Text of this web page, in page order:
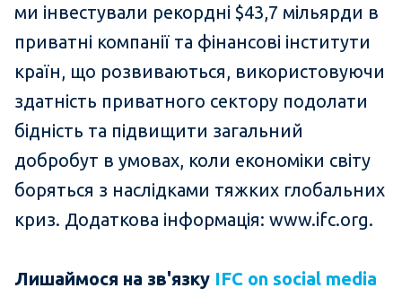
ми інвестували рекордні $43,7 мільярди в
приватні компанії та фінансові інститути
країн, що розвиваються, використовуючи
здатність приватного сектору подолати
бідність та підвищити загальний
добробут в умовах, коли економіки світу
боряться з наслідками тяжких глобальних
криз. Додаткова інформація: www.ifc.org.
Лишаймося на зв'язку IFC on social media